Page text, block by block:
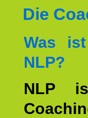
Die
Was
NLP?
NLP